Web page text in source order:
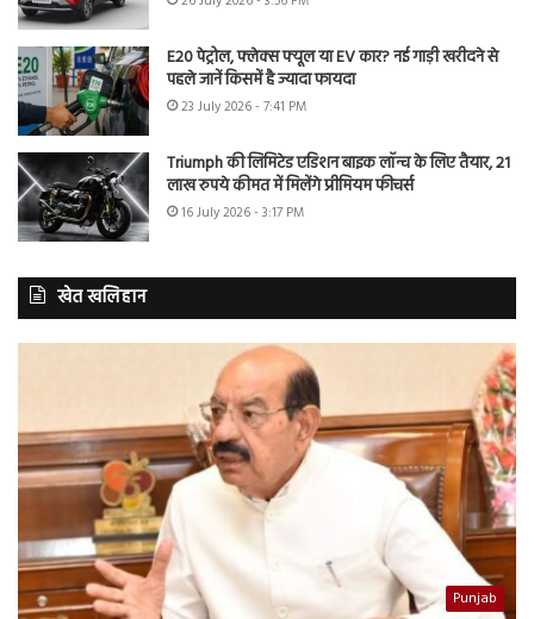
E20 पेट्रोल, फ्लेक्स फ्यूल या EV कार? नई गाड़ी खरीदने से
पहले जानें किसमें है ज्यादा फायदा
23 July 2026 - 7:41 PM
Triumph की लिमिटेड एडिशन बाइक लॉन्च के लिए तैयार, 21
लाख रुपये कीमत में मिलेंगे प्रीमियम फीचर्स
16 July 2026 - 3:17 PM
खेत खलिहान
Punjab